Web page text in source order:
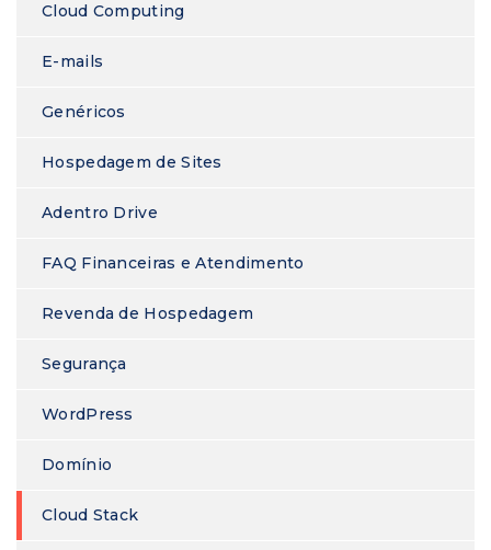
Cloud Computing
E-mails
Genéricos
Hospedagem de Sites
Adentro Drive
FAQ Financeiras e Atendimento
Revenda de Hospedagem
Segurança
WordPress
Domínio
Cloud Stack